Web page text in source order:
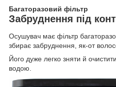
Багаторазовий фільтр
Забруднення під
Осушувач має фільтр
збирає забруднення, як-от
Його дуже легко зняти й
водою.